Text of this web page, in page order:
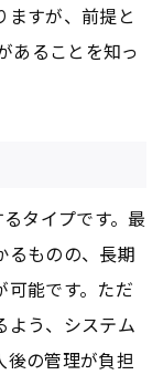
すが、前提と
あることを知っ
タイプです。最
るものの、長期
可能です。ただ
よう、システム
後の管理が負担